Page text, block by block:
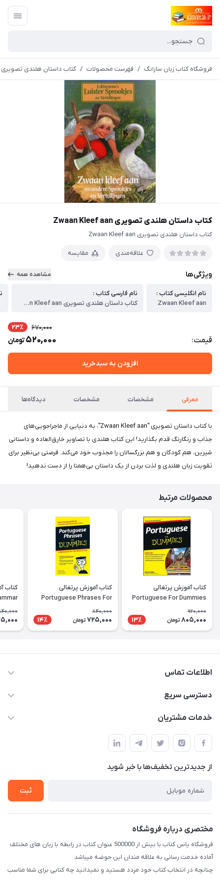
فروشگاه کتاب زبان سارانگ / فهرست محصولات / کتاب داستان هلندی تصویری Zwaan Kleef aan
کتاب داستان هلندی تصویری Zwaan Kleef aan
کتاب داستان هلندی تصویری Zwaan Kleef aan
علاقه‌مندی مقایسه
ویژگی‌ها مشاهده همه
نام انگلیسی کتاب :
Zwaan Kleef aan
نام فارسی کتاب :
کتاب داستان هلندی تصویری Zwaan Kleef aan
قیمت:
670,000 23٪
520,000تومان
افزودن به سبدخرید
معرفی مشخصات مشخصات دیدگاه‌ها
با کتاب داستان تصویری "Zwaan Kleef aan"، به دنیایی از ماجراجویی‌های
جذاب و رنگارنگ قدم بگذارید! این کتاب هلندی با تصاویر خارق‌العاده و داستانی
شیرین، هم کودکان و هم بزرگسالان را مجذوب خود می‌کند. فرصتی بی‌نظیر برای
تقویت زبان هلندی و لذت بردن از یک داستان بی‌همتا را از دست ندهید!
محصولات مرتبط
کتاب آموزش پرتغالی
Portuguese For Dummies
920,000
805,000 تومان 13٪
کتاب آموزش پرتغالی
Portuguese Phrases For
Dummies
840,000
725,000 تومان 14٪
اطلاعات تماس
09371742423
طبقه بالای دنیای لبنیات (مراجعه حضوری فقط در صورت هماهنگی
قبلی با شماره ۰۹۳۷۱۷۴۲۴۲۳ امکان پذیر است)
دسترسی سریع
حساب کاربری
لیست محصولات
درباره ما
خدمات مشتریان
قوانین و مقررات
حریم خصوصی
راهنما
از جدید‌ترین تخفیف‌ها با‌ خبر شوید
ثبت
مختصری درباره فروشگاه
فروشگاه یاس کتاب با بیش از 500000 عنوان کتاب در رابطه با زبان های مختلف
آماده خدمت رسانی به علاقه مندان این حوضه میباشد
چنانچه در انتخاب کتاب خود مردد هستید و نمیدانید چه کتابی برای شما مناسب